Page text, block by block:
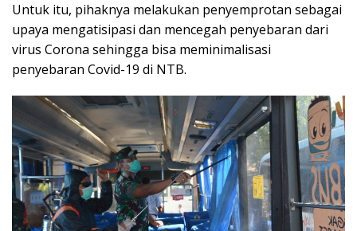
Untuk itu, pihaknya melakukan penyemprotan sebagai
upaya mengatisipasi dan mencegah penyebaran dari
virus Corona sehingga bisa meminimalisasi
penyebaran Covid-19 di NTB.